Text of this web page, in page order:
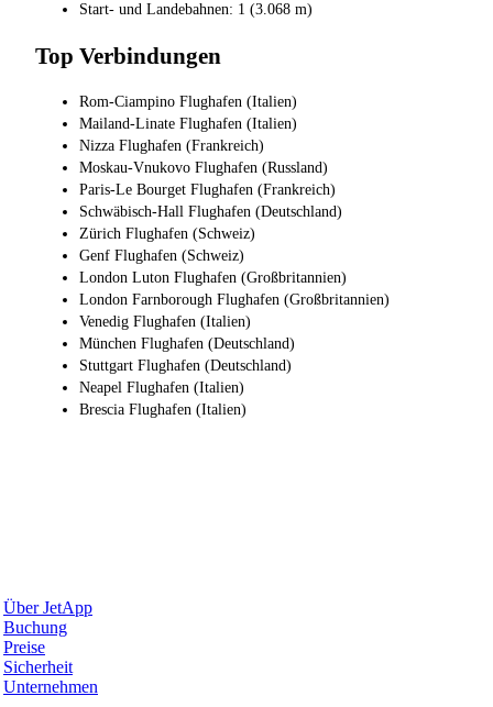
Start- und Landebahnen: 1 (3.068 m)
Top Verbindungen
Rom-Ciampino Flughafen (Italien)
Mailand-Linate Flughafen (Italien)
Nizza Flughafen (Frankreich)
Moskau-Vnukovo Flughafen (Russland)
Paris-Le Bourget Flughafen (Frankreich)
Schwäbisch-Hall Flughafen (Deutschland)
Zürich Flughafen (Schweiz)
Genf Flughafen (Schweiz)
London Luton Flughafen (Großbritannien)
London Farnborough Flughafen (Großbritannien)
Venedig Flughafen (Italien)
München Flughafen (Deutschland)
Stuttgart Flughafen (Deutschland)
Neapel Flughafen (Italien)
Brescia Flughafen (Italien)
Über JetApp
Buchung
Preise
Sicherheit
Unternehmen